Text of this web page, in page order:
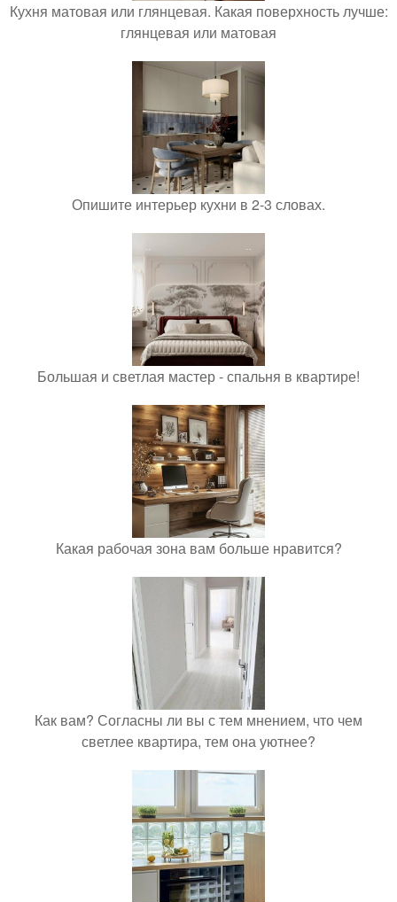
Кухня матовая или глянцевая. Какая поверхность лучше:
глянцевая или матовая
Опишите интерьер кухни в 2-3 словах.
Большая и светлая мастер - спальня в квартире!
Какая рабочая зона вам больше нравится?
Как вам? Согласны ли вы с тем мнением, что чем
светлее квартира, тем она уютнее?